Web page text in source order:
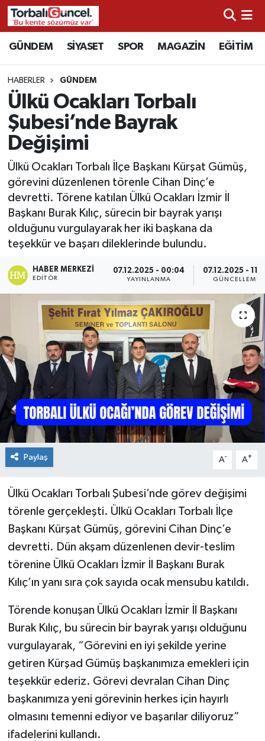
GÜNDEM SİYASET SPOR MAGAZİN EĞİTİM
HABERLER GÜNDEM
Ülkü Ocakları Torbalı
Şubesi’nde Bayrak
Değişimi
Ülkü Ocakları Torbalı İlçe Başkanı Kürşat Gümüş,
görevini düzenlenen törenle Cihan Dinç’e
devretti. Törene katılan Ülkü Ocakları İzmir İl
Başkanı Burak Kılıç, sürecin bir bayrak yarışı
olduğunu vurgulayarak her iki başkana da
teşekkür ve başarı dileklerinde bulundu.
HABER MERKEZI
EDITÖR
07.12.2025 - 00:04
YAYINLANMA
07.12.2025 -
GÜNCELLEME
Paylaş A- A+
Ülkü Ocakları Torbalı Şubesi’nde görev değişimi
törenle gerçekleşti. Ülkü Ocakları Torbalı İlçe
Başkanı Kürşat Gümüş, görevini Cihan Dinç’e
devretti. Dün akşam düzenlenen devir-teslim
törenine Ülkü Ocakları İzmir İl Başkanı Burak
Kılıç’ın yanı sıra çok sayıda ocak mensubu katıldı.
Törende konuşan Ülkü Ocakları İzmir İl Başkanı
Burak Kılıç, bu sürecin bir bayrak yarışı olduğunu
vurgulayarak, “Görevini en iyi şekilde yerine
getiren Kürşad Gümüş başkanımıza emekleri için
teşekkür ederiz. Görevi devralan Cihan Dinç
başkanımıza yeni görevinin herkes için hayırlı
olmasını temenni ediyor ve başarılar diliyoruz”
ifadelerini kullandı.
İzmir Nöbetçi Eczaneler
İzmir Hava Durumu
İzmir Namaz Vakitleri
İzmir Trafik Yoğunluk Haritası
Süper Lig Puan Durumu ve Fikstür
Tüm Manşetler
Son Dakika Haberleri